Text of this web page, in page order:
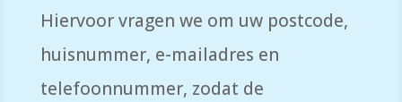
Hiervoor vragen we om uw postcode,
huisnummer, e-mailadres en
telefoonnummer, zodat de